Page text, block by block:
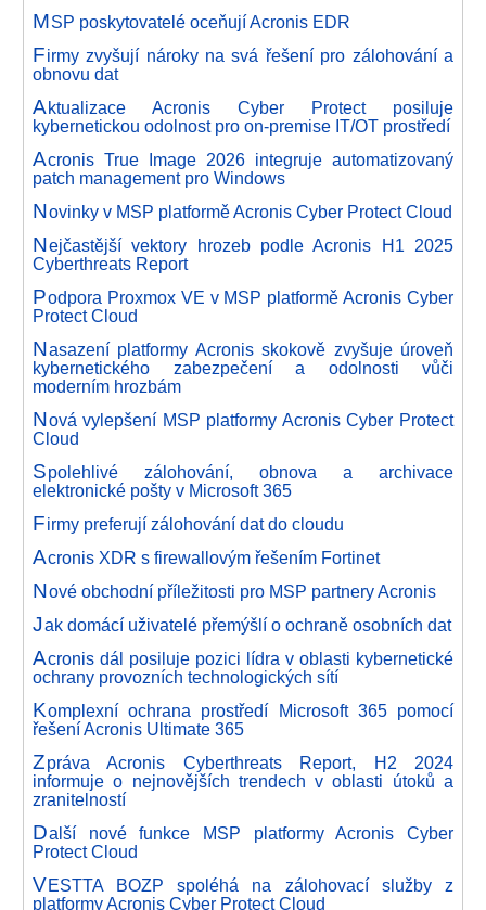
MSP poskytovatelé oceňují Acronis EDR
Firmy zvyšují nároky na svá řešení pro zálohování a
obnovu dat
Aktualizace Acronis Cyber Protect posiluje
kybernetickou odolnost pro on-premise IT/OT prostředí
Acronis True Image 2026 integruje automatizovaný
patch management pro Windows
Novinky v MSP platformě Acronis Cyber Protect Cloud
Nejčastější vektory hrozeb podle Acronis H1 2025
Cyberthreats Report
Podpora Proxmox VE v MSP platformě Acronis Cyber
Protect Cloud
Nasazení platformy Acronis skokově zvyšuje úroveň
kybernetického zabezpečení a odolnosti vůči
moderním hrozbám
Nová vylepšení MSP platformy Acronis Cyber Protect
Cloud
Spolehlivé zálohování, obnova a archivace
elektronické pošty v Microsoft 365
Firmy preferují zálohování dat do cloudu
Acronis XDR s firewallovým řešením Fortinet
Nové obchodní příležitosti pro MSP partnery Acronis
Jak domácí uživatelé přemýšlí o ochraně osobních dat
Acronis dál posiluje pozici lídra v oblasti kybernetické
ochrany provozních technologických sítí
Komplexní ochrana prostředí Microsoft 365 pomocí
řešení Acronis Ultimate 365
Zpráva Acronis Cyberthreats Report, H2 2024
informuje o nejnovějších trendech v oblasti útoků a
zranitelností
Další nové funkce MSP platformy Acronis Cyber
Protect Cloud
VESTTA BOZP spoléhá na zálohovací služby z
platformy Acronis Cyber Protect Cloud